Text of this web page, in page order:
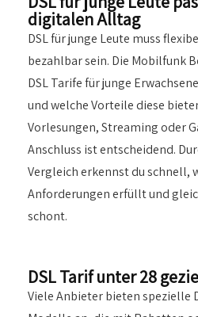
digitalen Alltag
DSL für junge Leute muss
bezahlbar sein. Die Mobilfunk
DSL Tarife für junge
und welche Vorteile diese
Vorlesungen, Streaming oder
Anschluss ist entscheidend.
Vergleich erkennst du schnell,
Anforderungen erfüllt und
schont.
DSL Tarif unter 28
Viele Anbieter bieten spezielle